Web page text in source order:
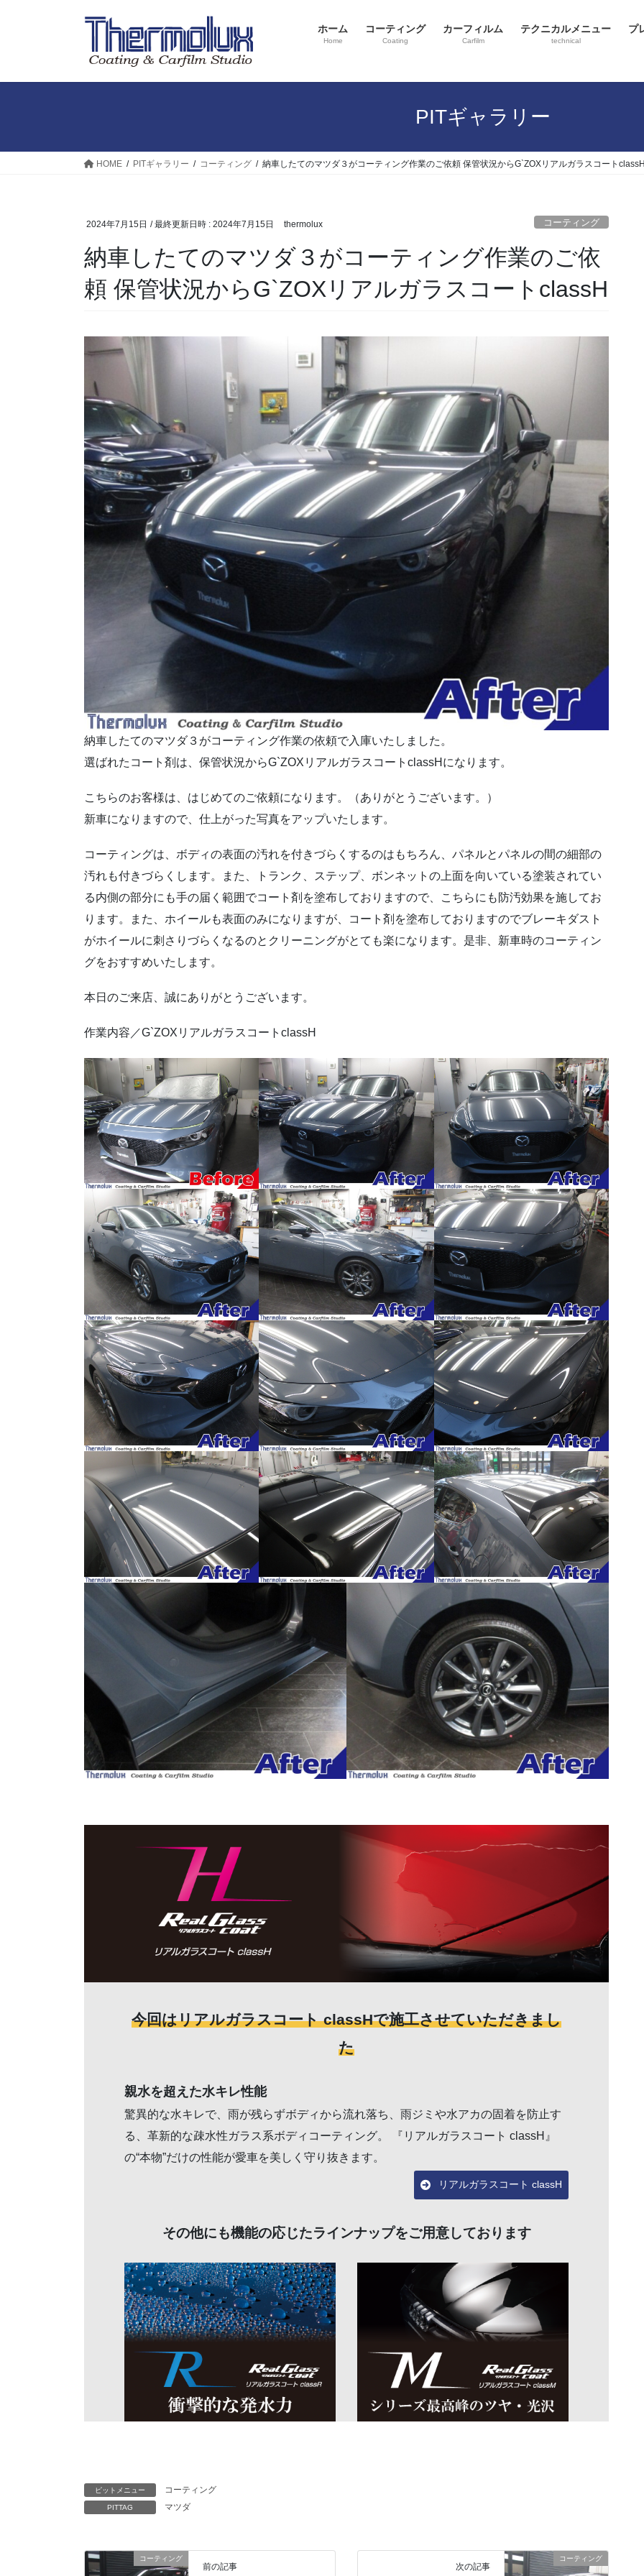
ホーム
Home
コーティング
Coating
カーフィルム
Carfilm
テクニカルメニュー
technical
プ
PITギャラリー
HOME PITギャラリー コーティング 納車したてのマツダ３がコーティング作業のご依頼 保管状況からG`ZOXリアルガラスコート
2024年7月15日 / 最終更新日時 : 2024年7月15日 thermolux コーティング
納車したてのマツダ３がコーティング作業のご依
頼 保管状況からG`ZOXリアルガラスコートclassH
納車したてのマツダ３がコーティング作業の依頼で入庫いたしました。
選ばれたコート剤は、保管状況からG`ZOXリアルガラスコートclassHになります。
こちらのお客様は、はじめてのご依頼になります。（ありがとうございます。）
新車になりますので、仕上がった写真をアップいたします。
コーティングは、ボディの表面の汚れを付きづらくするのはもちろん、パネルとパネルの間の細部の
汚れも付きづらくします。また、トランク、ステップ、ボンネットの上面を向いている塗装されてい
る内側の部分にも手の届く範囲でコート剤を塗布しておりますので、こちらにも防汚効果を施してお
ります。また、ホイールも表面のみになりますが、コート剤を塗布しておりますのでブレーキダスト
がホイールに刺さりづらくなるのとクリーニングがとても楽になります。是非、新車時のコーティン
グをおすすめいたします。
本日のご来店、誠にありがとうございます。
作業内容／G`ZOXリアルガラスコートclassH
今回はリアルガラスコート classHで施工させていただきまし
た
親水を超えた水キレ性能
驚異的な水キレで、雨が残らずボディから流れ落ち、雨ジミや水アカの固着を防止す
る、革新的な疎水性ガラス系ボディコーティング。 『リアルガラスコート classH』
の“本物”だけの性能が愛車を美しく守り抜きます。
リアルガラスコート classH
その他にも機能の応じたラインナップをご用意しております
ピットメニュー コーティング
PITTAG マツダ
コーティング
前の記事
コーティング
次の記事